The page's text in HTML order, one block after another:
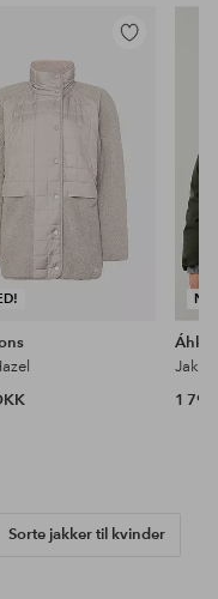
Tilføj
1
Sorte jakker til kvinder